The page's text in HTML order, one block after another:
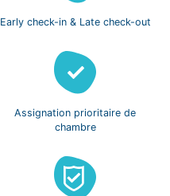
Early check-in & Late check-out
Assignation prioritaire de
chambre